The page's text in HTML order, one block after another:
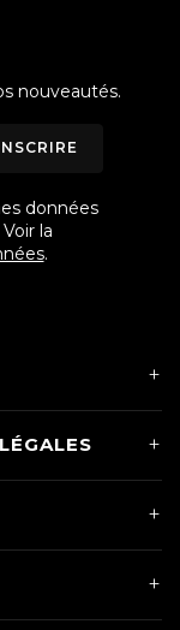
nouveautés.
données
la
.